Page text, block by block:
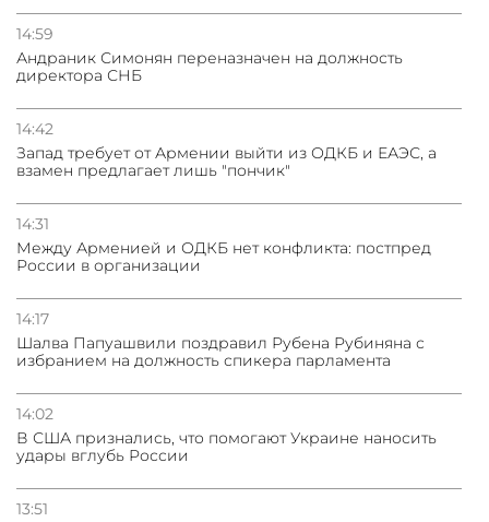
14:59
Андраник Симонян переназначен на должность
директора СНБ
14:42
Запад требует от Армении выйти из ОДКБ и ЕАЭС, а
взамен предлагает лишь "пончик"
14:31
Между Арменией и ОДКБ нет конфликта: постпред
России в организации
14:17
Шалва Папуашвили поздравил Рубена Рубиняна с
избранием на должность спикера парламента
14:02
В США признались, что помогают Украине наносить
удары вглубь России
13:51